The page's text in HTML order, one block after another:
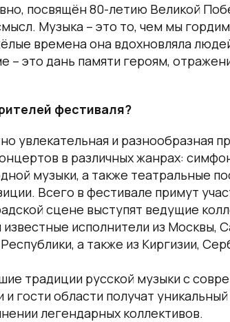
посвящён 80-летию Великой
Музыка – это то, чем мы
времена она вдохновляла
– это дань памяти героям,
фестиваля?
увлекательная и разнообразная
в различных жанрах:
музыки, а также театральные
Всего в фестивале примут
сцене выступят ведущие
известные исполнители из Москвы,
а также из Киргизии,
традиции русской музыки с
гости области получат
легендарных коллективов.